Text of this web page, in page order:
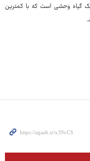
وحشی است که با کمترین